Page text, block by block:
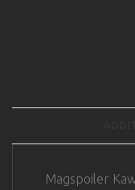
Magspoiler